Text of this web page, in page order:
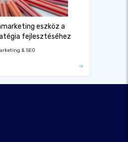
eszköz a
fejlesztéséhez
& SEO